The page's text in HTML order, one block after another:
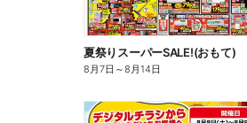
夏祭りスーパーSALE!(おもて)
8月7日 ～8月14日